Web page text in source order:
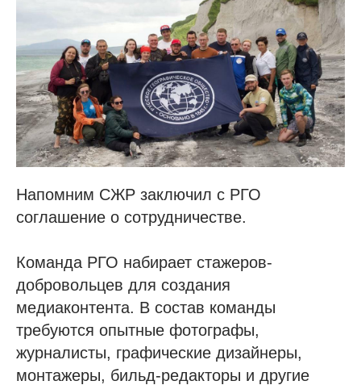
Напомним СЖР заключил с РГО
соглашение о сотрудничестве.
Команда РГО набирает стажеров-
добровольцев для создания
медиаконтента. В состав команды
требуются опытные фотографы,
журналисты, графические дизайнеры,
монтажеры, бильд-редакторы и другие